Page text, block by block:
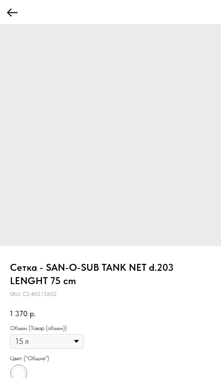
Сетка - SAN-O-SUB TANK NET d.203
LENGHT 75 cm
SKU: CS.400.15802
1 370 р.
Объем (Товар (объем))
Цвет ("Общие")